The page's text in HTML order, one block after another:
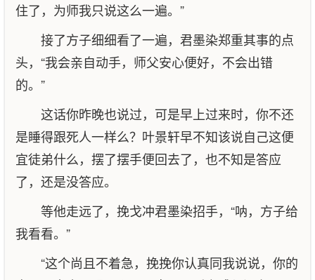
住了，为师我只说这么一遍。”
接了方子细细看了一遍，君墨染郑重其事的点
头，“我会亲自动手，师父安心便好，不会出错
的。”
这话你昨晚也说过，可是早上过来时，你不还
是睡得跟死人一样么？叶景轩早不知该说自己这便
宜徒弟什么，摆了摆手便回去了，也不知是答应
了，还是没答应。
等他走远了，挽戈冲君墨染招手，“呐，方子给
我看看。”
“这个尚且不着急，挽挽你认真同我说说，你的